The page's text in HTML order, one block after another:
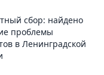
сбор: найдено
проблемы
в Ленинградской